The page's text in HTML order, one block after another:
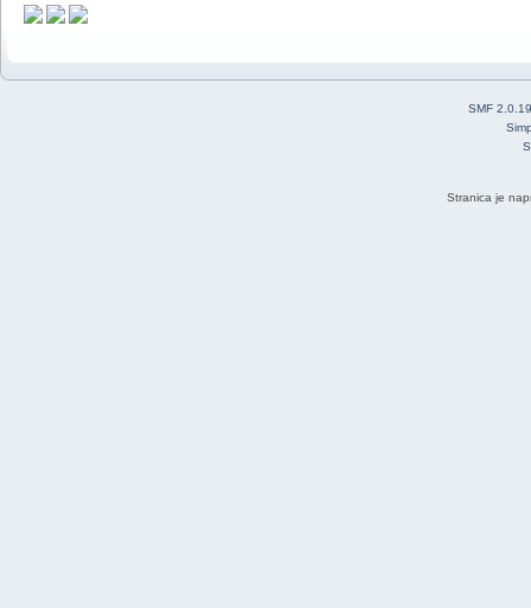
SMF 2.0.19
Stranica je